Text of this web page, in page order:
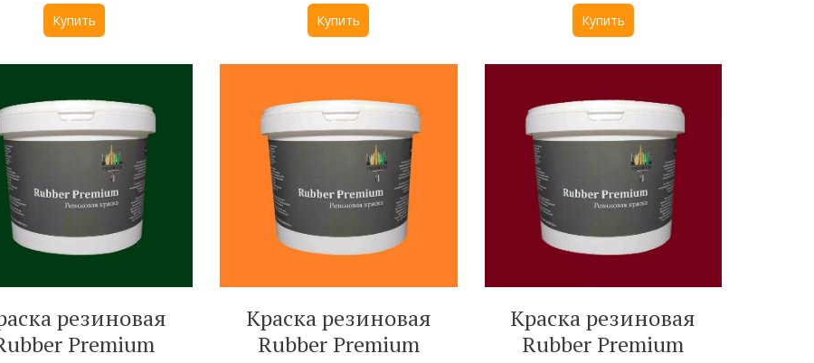
Купить Купить Купить
резиновая
Premium
Краска резиновая
Rubber Premium
Краска резиновая
Rubber Premium